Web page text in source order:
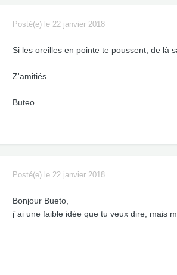
Posté(e) le 22 janvier 2018
Si les oreilles en pointe te poussent, de là
Z'amitiés
Buteo
Posté(e) le 22 janvier 2018
Bonjour Bueto,
j´ai une faible idée que tu veux dire, mais